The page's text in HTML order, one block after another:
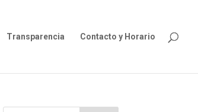
Transparencia Contacto y Horario